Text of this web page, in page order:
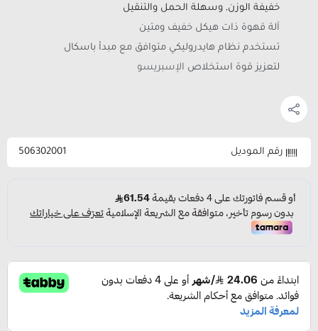
خفيفة الوزن, وسهلة الحمل والتنقيل
آلة قهوة ذات هيكل خفيف ومتين
تستخدم نظام هايدروليكي متوافق مع مبدأ باسكال
لتعزيز قوة استخلاص الإسبريسو
رقم الموديل 506302001